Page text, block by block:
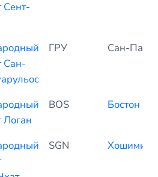
Сент-
Сан-
ГРУ Сан-
Логан
BOS Бостон
SGN Хошимин